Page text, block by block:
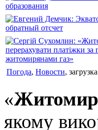
Погода, Новости,
«Житомир
якому